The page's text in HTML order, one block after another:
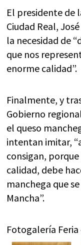
El presidente de
Ciudad Real,
la necesidad de
que nos
enorme calidad”.
Finalmente, y
Gobierno
el queso
intentan imitar,
consigan,
calidad, debe
manchega que
Mancha”.
Fotogalería Feria